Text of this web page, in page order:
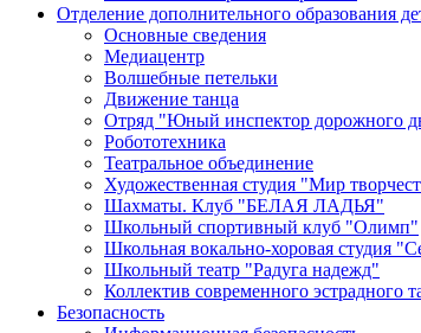
Отделение дополнительного образования
Основные сведения
Медиацентр
Волшебные петельки
Движение танца
Отряд "Юный инспектор дорожного
Робототехника
Театральное объединение
Художественная студия "Мир
Шахматы. Клуб "БЕЛАЯ ЛАДЬЯ"
Школьный спортивный клуб "Олимп"
Школьная вокально-хоровая студия
Школьный театр "Радуга надежд"
Коллектив современного эстрадного
Безопасность